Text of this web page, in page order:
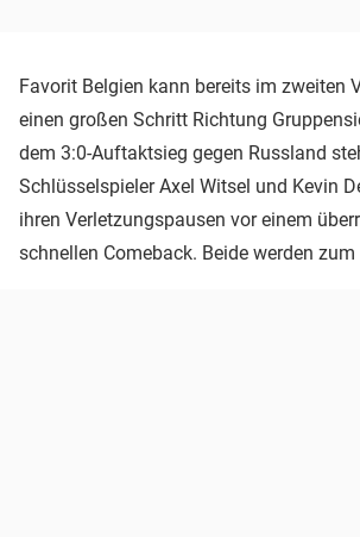
Favorit Belgien kann bereits im zweiten
einen großen Schritt Richtung
dem 3:0-Auftaktsieg gegen Russland
Schlüsselspieler Axel Witsel und Kevin
ihren Verletzungspausen vor einem
schnellen Comeback. Beide werden zum